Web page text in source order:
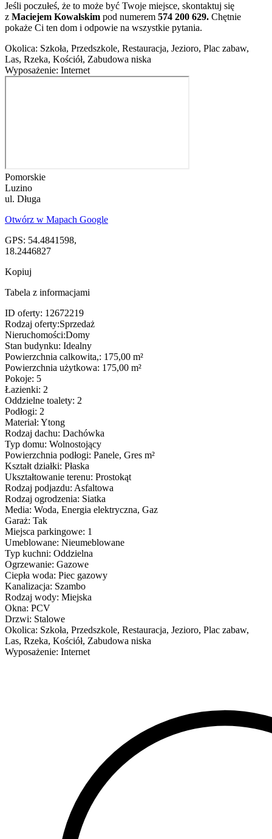
Jeśli poczułeś, że to może być Twoje miejsce, skontaktuj się
z Maciejem Kowalskim pod numerem 574 200 629. Chętnie
pokaże Ci ten dom i odpowie na wszystkie pytania.
Okolica: Szkoła, Przedszkole, Restauracja, Jezioro, Plac zabaw,
Las, Rzeka, Kościół, Zabudowa niska
Wyposażenie: Internet
Pomorskie
Luzino
ul. Długa
Otwórz w Mapach Google
GPS: 54.4841598,
18.2446827
Kopiuj
Tabela z informacjami
ID oferty: 12672219
Rodzaj oferty:Sprzedaż
Nieruchomości:Domy
Stan budynku: Idealny
Powierzchnia calkowita,: 175,00 m²
Powierzchnia użytkowa: 175,00 m²
Pokoje: 5
Łazienki: 2
Oddzielne toalety: 2
Podłogi: 2
Materiał: Ytong
Rodzaj dachu: Dachówka
Typ domu: Wolnostojący
Powierzchnia podłogi: Panele, Gres m²
Kształt działki: Płaska
Ukształtowanie terenu: Prostokąt
Rodzaj podjazdu: Asfaltowa
Rodzaj ogrodzenia: Siatka
Media: Woda, Energia elektryczna, Gaz
Garaż: Tak
Miejsca parkingowe: 1
Umeblowane: Nieumeblowane
Typ kuchni: Oddzielna
Ogrzewanie: Gazowe
Ciepła woda: Piec gazowy
Kanalizacja: Szambo
Rodzaj wody: Miejska
Okna: PCV
Drzwi: Stalowe
Okolica: Szkoła, Przedszkole, Restauracja, Jezioro, Plac zabaw,
Las, Rzeka, Kościół, Zabudowa niska
Wyposażenie: Internet